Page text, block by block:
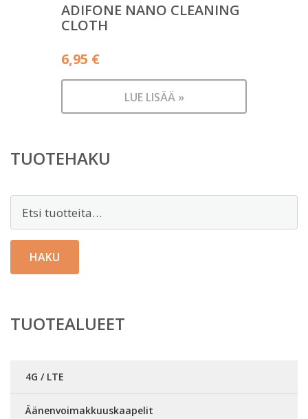
ADIFONE NANO CLEANING
CLOTH
6,95 €
LUE LISÄÄ »
TUOTEHAKU
HAKU
TUOTEALUEET
4G / LTE
Äänenvoimakkuuskaapelit